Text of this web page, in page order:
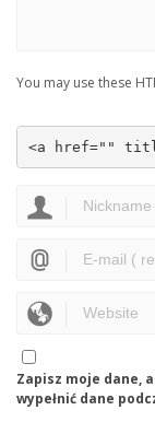
You may use these
<a href=""
Zapisz moje dane,
wypełnić dane